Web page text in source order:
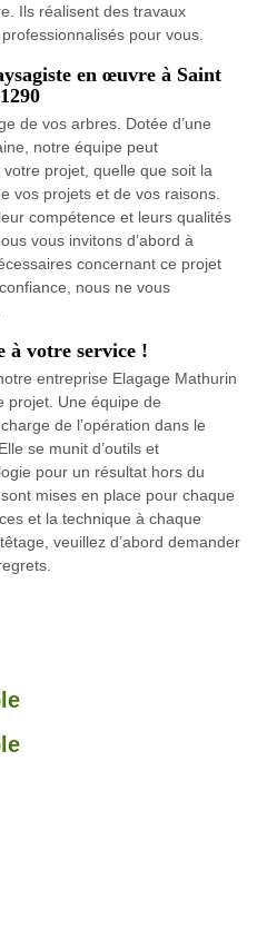
Ils réalisent des travaux
pour vous.
en œuvre à Saint
de vos arbres. Dotée d’une
notre équipe peut
projet, quelle que soit la
vos projets et de vos raisons.
compétence et leurs qualités
vous invitons d’abord à
concernant ce projet
nous ne vous
à votre service !
entreprise Elagage Mathurin
projet. Une équipe de
de l’opération dans le
se munit d’outils et
pour un résultat hors du
mises en place pour chaque
et la technique à chaque
veuillez d’abord demander